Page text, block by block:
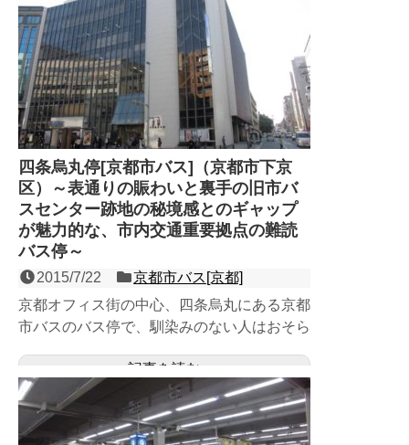
四条烏丸停[京都市バス]（京都市下京
区）～表通りの賑わいと裏手の旧市バ
スセンター跡地の秘境感とのギャップ
が魅力的な、市内交通重要拠点の難読
バス停～
2015/7/22
京都市バス[京都]
京都オフィス街の中心、四条烏丸にある京都
市バスのバス停で、馴染みのない人はおそら
停。阪急京都線烏丸駅...
記事を読む